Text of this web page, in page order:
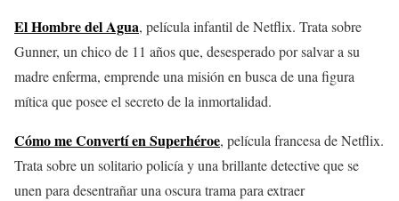
El Hombre del Agua, película infantil de Netflix. Trata sobre
Gunner, un chico de 11 años que, desesperado por salvar a su
madre enferma, emprende una misión en busca de una figura
mítica que posee el secreto de la inmortalidad.
Cómo me Convertí en Superhéroe, película francesa de Netflix.
Trata sobre un solitario policía y una brillante detective que se
unen para desentrañar una oscura trama para extraer